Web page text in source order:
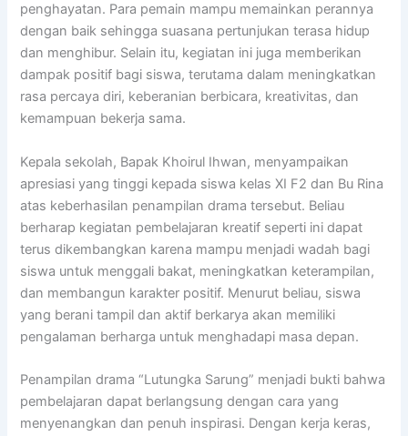
penghayatan. Para pemain mampu memainkan perannya
dengan baik sehingga suasana pertunjukan terasa hidup
dan menghibur. Selain itu, kegiatan ini juga memberikan
dampak positif bagi siswa, terutama dalam meningkatkan
rasa percaya diri, keberanian berbicara, kreativitas, dan
kemampuan bekerja sama.
Kepala sekolah, Bapak Khoirul Ihwan, menyampaikan
apresiasi yang tinggi kepada siswa kelas XI F2 dan Bu Rina
atas keberhasilan penampilan drama tersebut. Beliau
berharap kegiatan pembelajaran kreatif seperti ini dapat
terus dikembangkan karena mampu menjadi wadah bagi
siswa untuk menggali bakat, meningkatkan keterampilan,
dan membangun karakter positif. Menurut beliau, siswa
yang berani tampil dan aktif berkarya akan memiliki
pengalaman berharga untuk menghadapi masa depan.
Penampilan drama “Lutungka Sarung” menjadi bukti bahwa
pembelajaran dapat berlangsung dengan cara yang
menyenangkan dan penuh inspirasi. Dengan kerja keras,